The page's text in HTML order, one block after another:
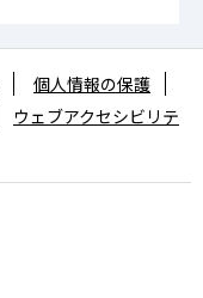
個人情報の保護
ウェブアクセシビリテ